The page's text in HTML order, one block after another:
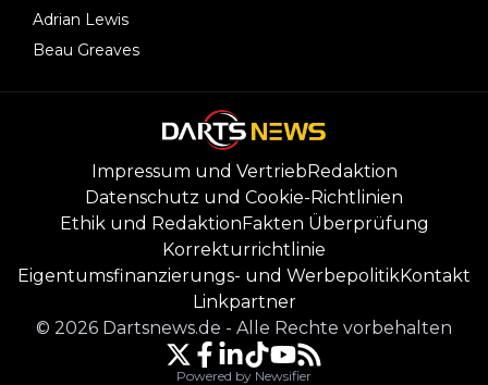
Adrian Lewis
Beau Greaves
Impressum und Vertrieb Redaktion
Datenschutz und Cookie-Richtlinien
Ethik und Redaktion Fakten Überprüfung
Korrekturrichtlinie
Eigentumsfinanzierungs- und WerbepolitikKontakt
Linkpartner
© 2026 Dartsnews.de - Alle Rechte vorbehalten
Powered by Newsifier